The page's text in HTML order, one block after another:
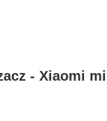
- Xiaomi